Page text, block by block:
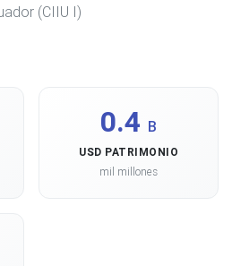
(CIIU I)
0.4 B
USD PATRIMONIO
mil millones